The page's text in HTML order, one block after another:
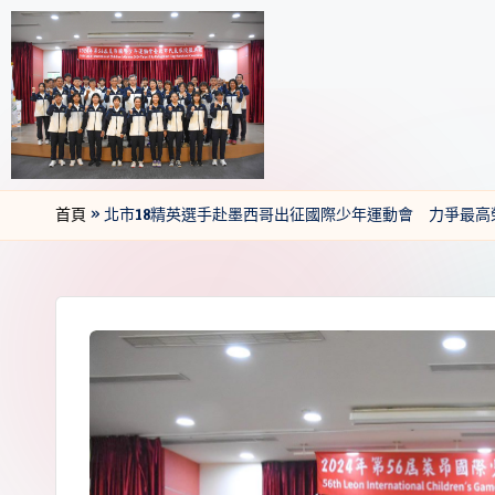
首頁 » 北市18精英選手赴墨西哥出征國際少年運動會 力爭最高